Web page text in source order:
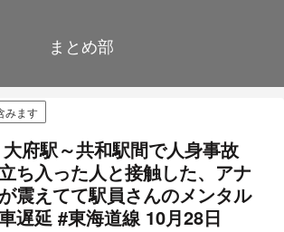
まとめ部
みます
府駅～共和駅間で人身事故
ち入った人と接触した、アナ
震えてて駅員さんのメンタル
遅延 #東海道線 10月28日